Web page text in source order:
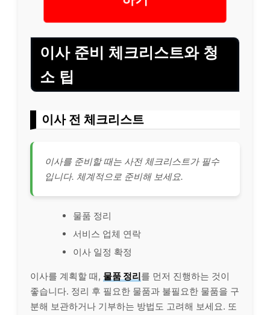
이사 준비 체크리스트와 청
소 팁
이사 전 체크리스트
이사를 준비할 때는 사전 체크리스트가 필수
입니다. 체계적으로 준비해 보세요.
물품 정리
서비스 업체 연락
이사 일정 확정
이사를 계획할 때, 물품 정리를 먼저 진행하는 것이
좋습니다. 정리 후 필요한 물품과 불필요한 물품을 구
분해 보관하거나 기부하는 방법도 고려해 보세요. 또